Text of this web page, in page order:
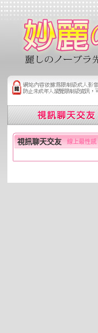
視訊聊天交友 線上最性